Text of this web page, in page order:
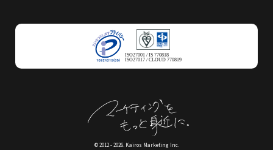
ISO27001 / IS 770818
ISO27017 / CLOUD 770819
© 2012 - 2026. Kairos Marketing Inc.